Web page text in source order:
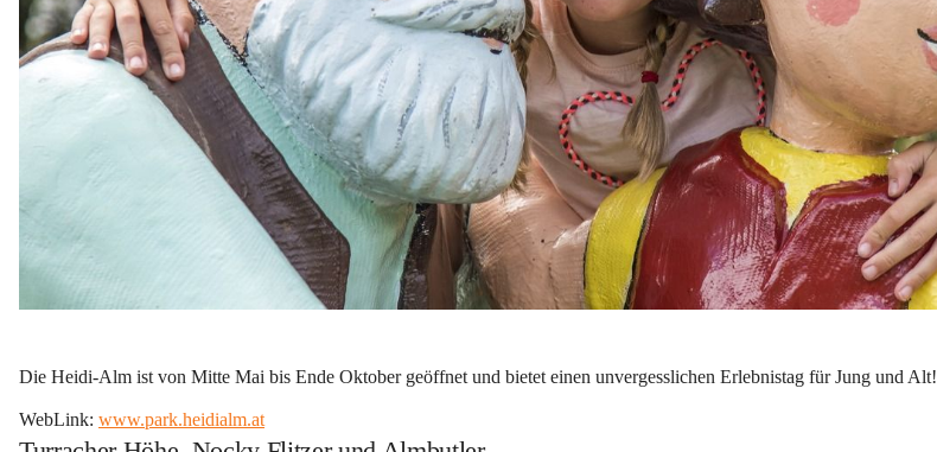
Die Heidi-Alm ist von Mitte Mai bis Ende Oktober geöffnet und bietet einen unvergesslichen Erlebnistag für Jung und Alt!
WebLink: www.park.heidialm.at